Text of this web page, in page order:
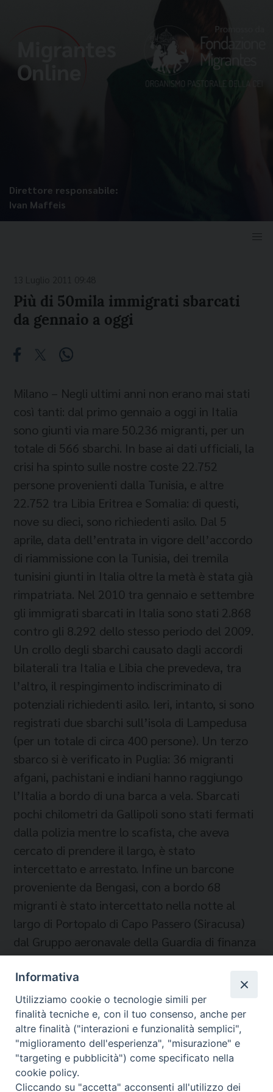
Direttore responsabile:
Ivan Maffeis
Più di 50mila immigrati sbarcati
da gennaio a oggi
Milano – Negli ultimi anni non erano mai stati
così tanti: dal primo gennaio a oggi in Italia
sono giunti via mare 50.236 migranti, per un
totale di 566 sbarchi. In base ai dati ufficiali, la
crisi ha spinto sulle nostre coste 22.752
persone provenienti dalla Tunisia, e altre
22.752 tra Libia Eritrea e Somalia: di questi,
nove su dieci, sono richiedenti asilo. Dal 5
aprile, data dell’entrata in vigore dell’accordo
di riammissione con la Tunisia, dei tremila
tunisini giunti in Italia oltre la metà è stata già
rimpatriata. Nel 2010 tra gennaio e settembre
gli immigrati sbarcati in Italia sono stati 2.868
contro gli 8.292 dello stesso periodo del 2009.
Un crollo degli sbarchi causato dagli accordi
bilaterali tra Italia e Libia che prevedeva, tra
l’altro, il respingimento indiscriminato di
potenziali richiedenti asilo. Ieri, intanto, si sono
registrati due sbarchi sull’isola di Lampedusa
(per un totale di circa 400 persone). Un terzo
sbarco si è verificato in Puglia: 36 migranti
afgani, pachistani e indiani hanno raggiungo
l’Italia a bordo di una barca a vela. Sbarcati
pochi chilometri da Gallipoli sono stati fermati
dalla polizia mentre lo scafista, che aveva
cercato di prendere il largo, è stato
intercettato e arrestato. Infine un barcone
proveniente da Bengasi, con a bordo 68
migranti è stato intercettato nella notte al
largo di Portopalo di Capo Passero (Siracusa)
dal Gruppo aeronavale della Guardia di finanza
di Messina.
Informativa
Utilizziamo cookie o tecnologie simili per
finalità tecniche e, con il tuo consenso, anche per
altre finalità ("interazioni e funzionalità semplici",
"miglioramento dell'esperienza", "misurazione" e
"targeting e pubblicità") come specificato nella
cookie policy.
Cliccando su "accetta" acconsenti all'utilizzo dei